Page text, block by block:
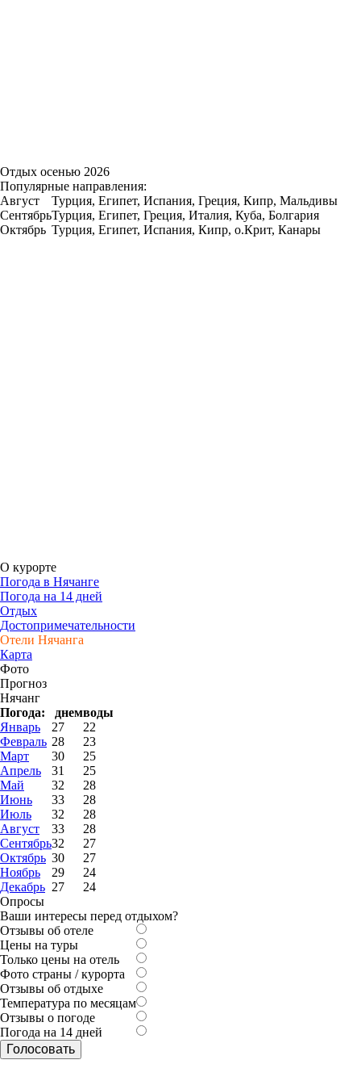
Отдых осенью 2026
Популярные направления:
Август
Турция, Египет, Испания, Греция, Кипр, Мальдивы
СентябрьТурция, Египет, Греция, Италия, Куба, Болгария
Октябрь Турция, Египет, Испания, Кипр, о.Крит, Канары
О курорте
Погода в Нячанге
Погода на 14 дней
Отдых
Достопримечательности
Отели Нячанга
Карта
Фото
Прогноз
Нячанг
Погода:
днемводы
Январь
27
22
Февраль 28
23
Март
30
25
Апрель
31
25
Май
32
28
Июнь
33
28
Июль
32
28
Август
33
28
Сентябрь32
27
Октябрь 30
27
Ноябрь
29
24
Декабрь 27
24
Опросы
Ваши интересы перед отдыхом?
Отзывы об отеле
Цены на туры
Только цены на отель
Фото страны / курорта
Отзывы об отдыхе
Температура по месяцам
Отзывы о погоде
Погода на 14 дней